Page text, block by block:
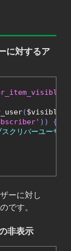
に対するア
($visible
))
{
クリバーユーザー
ーに対し
です。
非表示